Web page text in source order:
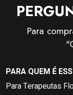
Para
PARA QUEM É
Para Terapeutas